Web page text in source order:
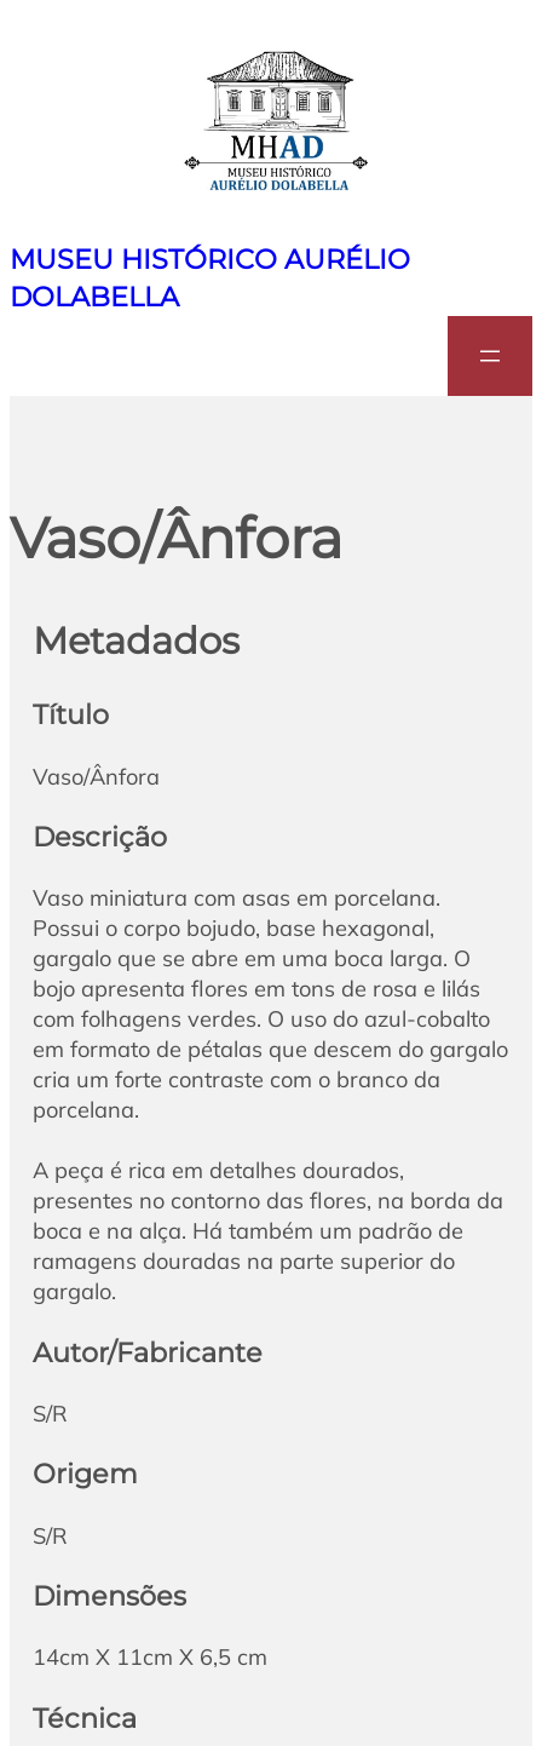
MUSEU HISTÓRICO AURÉLIO
DOLABELLA
Vaso/Ânfora
Metadados
Título
Vaso/Ânfora
Descrição
Vaso miniatura com asas em porcelana.
Possui o corpo bojudo, base hexagonal,
gargalo que se abre em uma boca larga. O
bojo apresenta flores em tons de rosa e lilás
com folhagens verdes. O uso do azul-cobalto
em formato de pétalas que descem do gargalo
cria um forte contraste com o branco da
porcelana.
A peça é rica em detalhes dourados,
presentes no contorno das flores, na borda da
boca e na alça. Há também um padrão de
ramagens douradas na parte superior do
gargalo.
Autor/Fabricante
S/R
Origem
S/R
Dimensões
14cm X 11cm X 6,5 cm
Técnica